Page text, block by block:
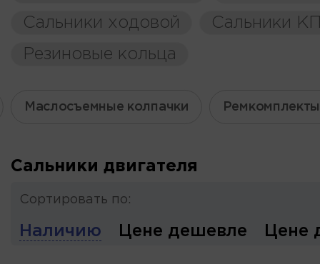
Сальники ходовой
Сальники
Резиновые кольца
Маслосъемные колпачки
Сальники двигателя
Сортировать по:
Наличию Цене дешевле Цене